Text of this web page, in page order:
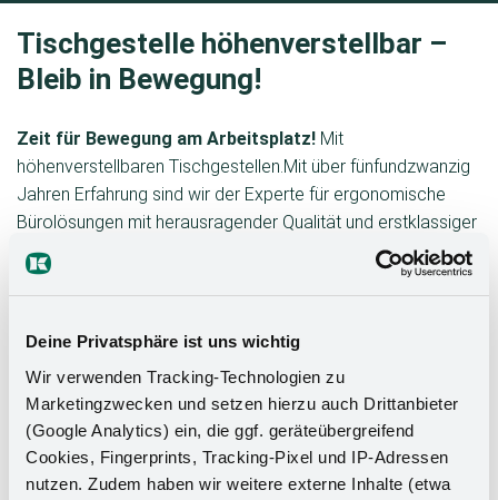
Deine Privatsphäre ist uns wichtig
Wir verwenden Tracking-Technologien zu
Marketingzwecken und setzen hierzu auch Drittanbieter
(Google Analytics) ein, die ggf. geräteübergreifend
Cookies, Fingerprints, Tracking-Pixel und IP-Adressen
nutzen. Zudem haben wir weitere externe Inhalte (etwa
Tischgestelle höhenverstellbar –
Bleib in Bewegung!
Zeit für Bewegung am Arbeitsplatz! Mit
höhenverstellbaren Tischgestellen.Mit über fünfundzwanzig
Jahren Erfahrung sind wir der Experte für ergonomische
Bürolösungen mit herausragender Qualität und erstklassiger
Funktionalität, um deinen Arbeitsalltag produktiver und
gesünder zu machen.
Zur Ergonomics Website